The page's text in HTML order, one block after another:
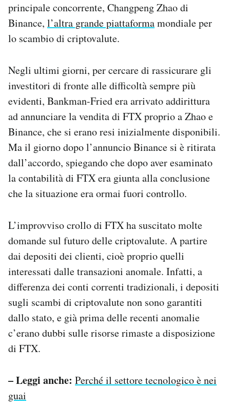
principale concorrente, Changpeng Zhao di
Binance, l’altra grande piattaformamondiale per
lo scambio di criptovalute.
Negli ultimi giorni, per cercare di rassicurare gli
investitori di fronte alle difficoltà sempre più
evidenti, Bankman-Fried era arrivato addirittura
ad annunciare la vendita di FTX proprio a Zhao e
Binance, che si erano resi inizialmente disponibili.
Ma il giorno dopo l’annuncio Binance si è ritirata
dall’accordo, spiegando che dopo aver esaminato
la contabilità di FTX era giunta alla conclusione
che la situazione era ormai fuori controllo.
L’improvviso crollo di FTX ha suscitato molte
domande sul futuro delle criptovalute. A partire
dai depositi dei clienti, cioè proprio quelli
interessati dalle transazioni anomale. Infatti, a
differenza dei conti correnti tradizionali, i depositi
sugli scambi di criptovalute non sono garantiti
dallo stato, e già prima delle recenti anomalie
c’erano dubbi sulle risorse rimaste a disposizione
di FTX.
– Leggi anche: Perché il settore tecnologico è nei
guai